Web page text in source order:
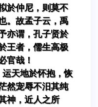
於仲尼，则莫不
。故孟子云，禹
亦谓，孔子贤於
王者，儒生高极
官哉！
天地於怀抱，恢
然宠辱不汨其纯
神，近人之所